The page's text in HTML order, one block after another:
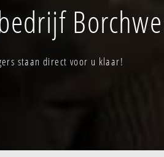
staan direct voor u klaar!